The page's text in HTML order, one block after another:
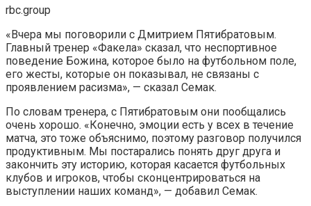
rbc.group
«Вчера мы поговорили с Дмитрием Пятибратовым.
Главный тренер «Факела» сказал, что неспортивное
поведение Божина, которое было на футбольном поле,
его жесты, которые он показывал, не связаны с
проявлением расизма», — сказал Семак.
По словам тренера, с Пятибратовым они пообщались
очень хорошо. «Конечно, эмоции есть у всех в течение
матча, это тоже объяснимо, поэтому разговор получился
продуктивным. Мы постарались понять друг друга и
закончить эту историю, которая касается футбольных
клубов и игроков, чтобы сконцентрироваться на
выступлении наших команд», — добавил Семак.